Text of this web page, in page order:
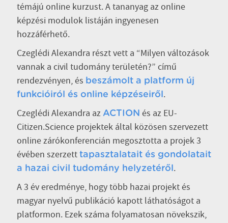
témájú online kurzust. A tananyag az online
képzési modulok listáján ingyenesen
hozzáférhető.
Czeglédi Alexandra részt vett a “Milyen változások
vannak a civil tudomány területén?” című
rendezvényen, és beszámolt a platform új
funkcióiról és online képzéseiről.
Czeglédi Alexandra az ACTION és az EU-
Citizen.Science projektek által közösen szervezett
online zárókonferencián megosztotta a projek 3
évében szerzett tapasztalatait és gondolatait
a hazai civil tudomány helyzetéről.
A 3 év eredménye, hogy több hazai projekt és
magyar nyelvű publikáció kapott láthatóságot a
platformon. Ezek száma folyamatosan növekszik,